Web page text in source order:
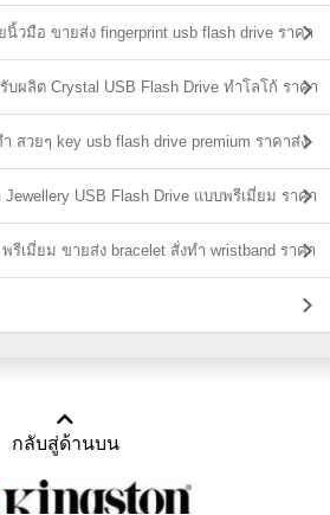
วมือ ขายส่ง fingerprint usb flash drive ราคา
ผลิต Crystal USB Flash Drive ทำโลโก้ ราคา
สวยๆ key usb flash drive premium ราคาส่ง
USB Flash Drive แบบพรีเมี่ยม ราคา
เมี่ยม ขายส่ง bracelet สั่งทำ wristband ราคา
กลับสู่ด้านบน